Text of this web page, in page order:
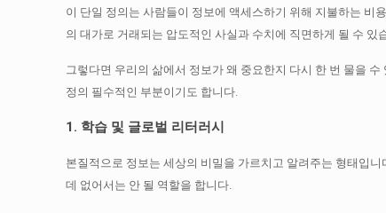
이 단일 정의는 사람들이 정보에 액세스하기 위해 지불하는 비
의 대가로 거래되는 압도적인 사실과 수치에 직면하게 될 수 있
그렇다면 우리의 삶에서 정보가 왜 중요한지 다시 한 번 물을 수
정의 필수적인 부분이기도 합니다.
1. 학습 및 글로벌 리터러시
본질적으로 정보는 세상의 비밀을 가르치고 알려주는 형태입니
데 없어서는 안 될 역할을 합니다.